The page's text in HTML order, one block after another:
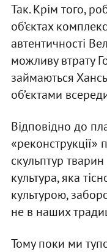
Так. Крім того,
об’єктах
автентичності
можливу втрату
займаються
об’єктами
Відповідно до
«реконструкції»
скульптур
культура, яка
культурою,
не в наших
Тому поки ми